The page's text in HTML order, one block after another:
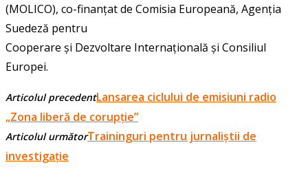
(MOLICO), co-finanțat de Comisia Europeană, Agenția
Suedeză pentru
Cooperare și Dezvoltare Internațională și Consiliul
Europei.
Articolul precedentLansarea ciclului de emisiuni radio
„Zona liberă de corupție”
Articolul următorTraininguri pentru jurnaliștii de
investigație